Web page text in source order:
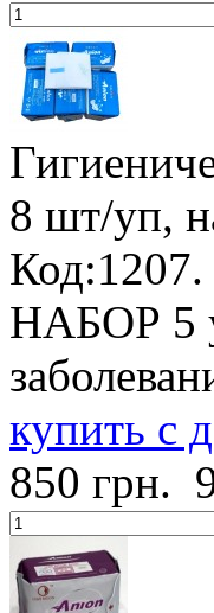
8 шт/уп,
Код:1207.
НАБОР 5
купить с
850 грн.